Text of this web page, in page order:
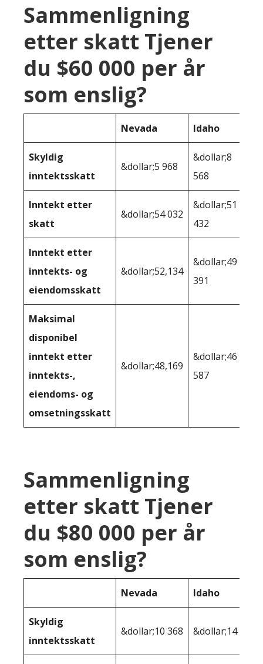
Sammenligning
etter skatt Tjener
du $60 000 per år
som enslig?
Nevada Idaho
Skyldig
inntektsskatt
&dollar;5 968
&dollar;8
568
Inntekt etter
skatt
&dollar;54 032
&dollar;51
432
Inntekt etter
inntekts- og
eiendomsskatt
&dollar;52,134
&dollar;49
391
Maksimal
disponibel
inntekt etter
inntekts-,
eiendoms- og
omsetningsskatt
&dollar;48,169
&dollar;46
587
Sammenligning
etter skatt Tjener
du $80 000 per år
som enslig?
Nevada Idaho
Skyldig
inntektsskatt
&dollar;10 368 &dollar;14 168